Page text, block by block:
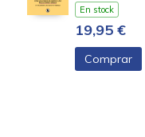
En stock
19,95 €
Comprar